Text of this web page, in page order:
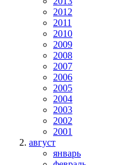
2012
2011
2010
2009
2008
2007
2006
2005
2004
2003
2002
2001
август
январь